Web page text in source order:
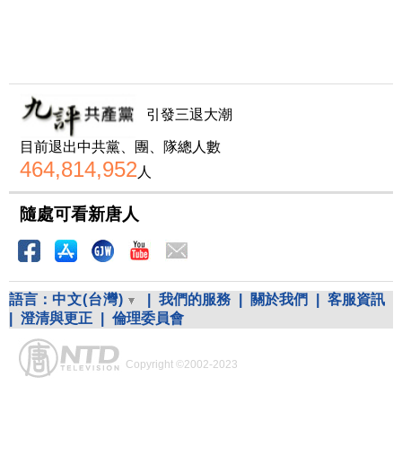
引發三退大潮
目前退出中共黨、團、隊總人數
464,814,952 人
隨處可看新唐人
語言： 中文(台灣) 我們的服務 關於我們
客服資訊
澄清與更正 倫理委員會
Copyright ©2002-2023